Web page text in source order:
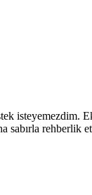
isteyemezdim.
sabırla rehberlik